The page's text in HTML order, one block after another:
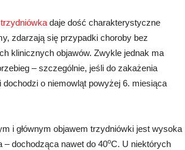
trzydniówka daje dość charakterystyczne
zdarzają się przypadki choroby bez
klinicznych objawów. Zwykle jednak ma
– szczególnie, jeśli do zakażenia
dochodzi o niemowląt powyżej 6. miesiąca
i głównym objawem trzydniówki jest wysoka
– dochodząca nawet do 40oC. U niektórych